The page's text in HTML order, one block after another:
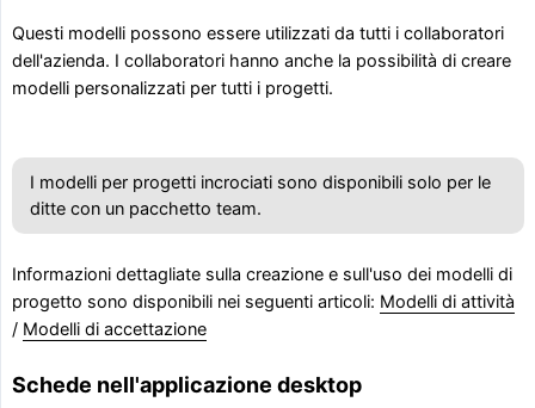
Questi modelli possono essere utilizzati da tutti i collaboratori
dell'azienda. I collaboratori hanno anche la possibilità di creare
modelli personalizzati per tutti i progetti.
I modelli per progetti incrociati sono disponibili solo per le
ditte con un pacchetto team.
Informazioni dettagliate sulla creazione e sull'uso dei modelli di
progetto sono disponibili nei seguenti articoli: Modelli di attività
/ Modelli di accettazione
Schede nell'applicazione desktop